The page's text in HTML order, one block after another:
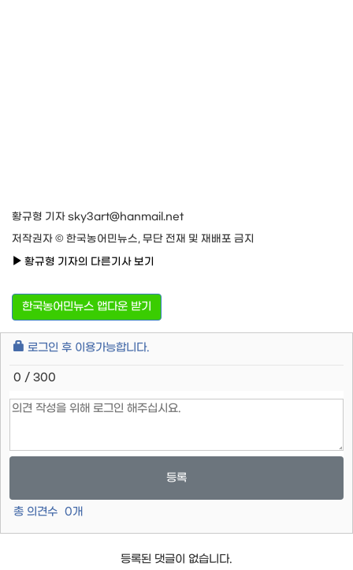
황규형 기자 sky3art@hanmail.net
저작권자 © 한국농어민뉴스, 무단 전재 및 재배포 금지
황규형 기자의 다른기사 보기
한국농어민뉴스 앱다운 받기
로그인 후 이용가능합니다.
0 / 300
등록
총 의견수 0개
등록된 댓글이 없습니다.